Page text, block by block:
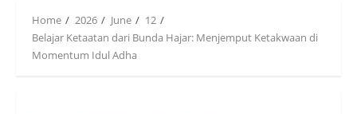
Home 2026 June
12
Belajar Ketaatan dari Bunda Hajar: Menjemput Ketakwaan di
Momentum Idul Adha